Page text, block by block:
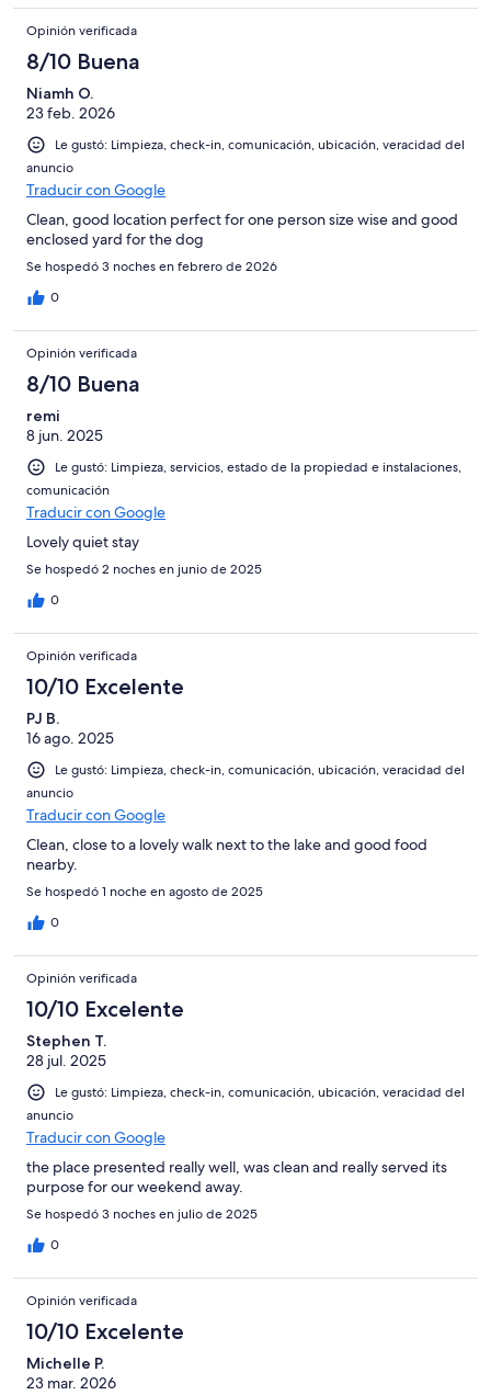
Opinión verificada
8/10 Buena
Niamh O.
23 feb. 2026
Le gustó: Limpieza, check-in, comunicación, ubicación, veracidad del
anuncio
Traducir con Google
Clean, good location perfect for one person size wise and good
enclosed yard for the dog
Se hospedó 3 noches en febrero de 2026
0
Opinión verificada
8/10 Buena
remi
8 jun. 2025
Le gustó: Limpieza, servicios, estado de la propiedad e instalaciones,
comunicación
Traducir con Google
Lovely quiet stay
Se hospedó 2 noches en junio de 2025
0
Opinión verificada
10/10 Excelente
PJ B.
16 ago. 2025
Le gustó: Limpieza, check-in, comunicación, ubicación, veracidad del
anuncio
Traducir con Google
Clean, close to a lovely walk next to the lake and good food
nearby.
Se hospedó 1 noche en agosto de 2025
0
Opinión verificada
10/10 Excelente
Stephen T.
28 jul. 2025
Le gustó: Limpieza, check-in, comunicación, ubicación, veracidad del
anuncio
Traducir con Google
the place presented really well, was clean and really served its
purpose for our weekend away.
Se hospedó 3 noches en julio de 2025
0
Opinión verificada
10/10 Excelente
Michelle P.
23 mar. 2026